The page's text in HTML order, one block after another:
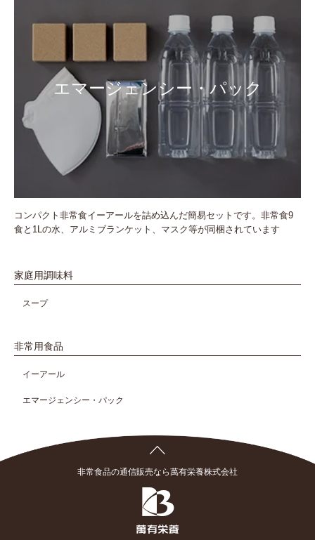
エマージェンシー・パック
コンパクト非常食イーアールを詰め込んだ簡易セットです。非常食9
食と1Lの水、アルミブランケット、マスク等が同梱されています
家庭用調味料
スープ
非常用食品
イーアール
エマージェンシー・パック
非常食品の通信販売なら萬有栄養株式会社